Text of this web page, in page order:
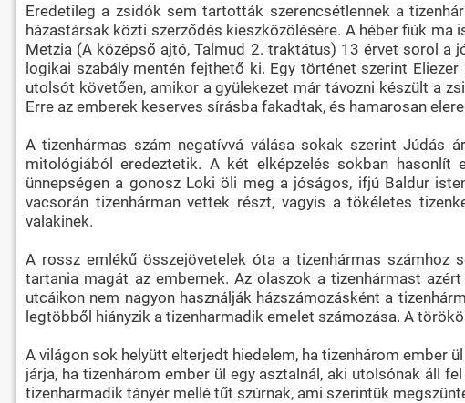
Eredetileg a zsidók sem tartották szerencsétlennek a
házastársak közti szerződés kieszközölésére. A héber fiúk
Metzia (A középső ajtó, Talmud 2. traktátus) 13 érvet sorol
logikai szabály mentén fejthető ki. Egy történet szerint
utolsót követően, amikor a gyülekezet már távozni készült a
Erre az emberek keserves sírásba fakadtak, és hamarosan
A tizenhármas szám negatívvá válása sokak szerint Júdás
mitológiából eredeztetik. A két elképzelés sokban hasonlít
ünnepségen a gonosz Loki öli meg a jóságos, ifjú Baldur
vacsorán tizenhárman vettek részt, vagyis a tökéletes
valakinek.
A rossz emlékű összejövetelek óta a tizenhármas számhoz
tartania magát az embernek. Az olaszok a tizenhármast
utcáikon nem nagyon használják házszámozásként a
legtöbből hiányzik a tizenharmadik emelet számozása. A
A világon sok helyütt elterjedt hiedelem, ha tizenhárom ember
járja, ha tizenhárom ember ül egy asztalnál, aki utolsónak áll
tizenharmadik tányér mellé tűt szúrnak, ami szerintük